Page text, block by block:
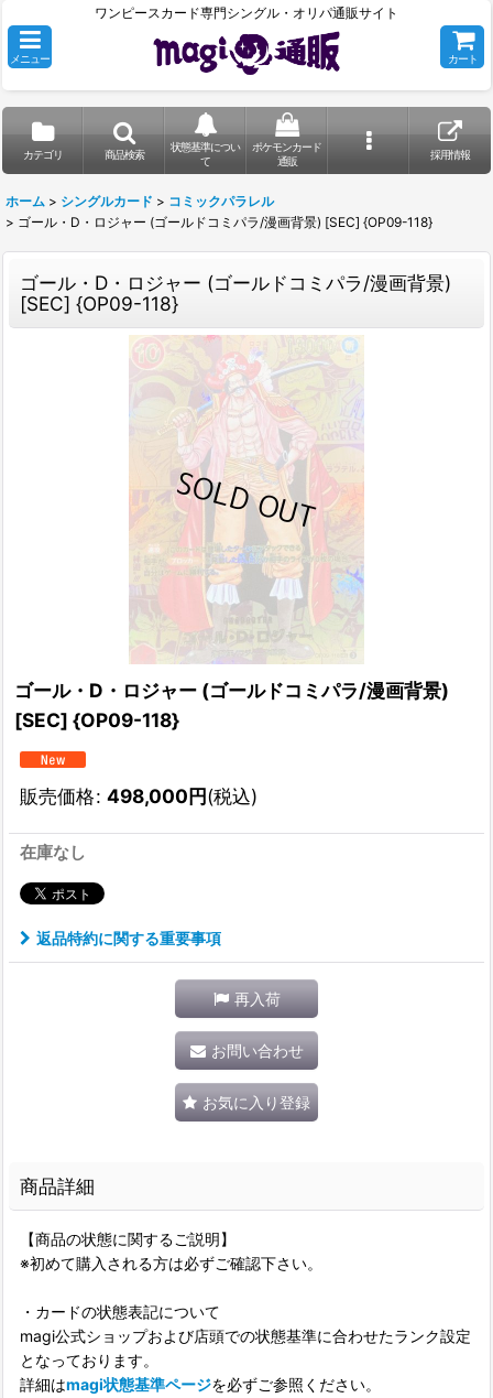
ワンピースカード専門シングル・オリパ通販サイト
メニュー カート
カテゴリ 商品検索
状態基準につい
て
ポケモンカード
通販
採用情報
ホーム > シングルカード > コミックパラレル
> ゴール・D・ロジャー (ゴールドコミパラ/漫画背景) [SEC] {OP09-118}
ゴール・D・ロジャー (ゴールドコミパラ/漫画背景)
[SEC] {OP09-118}
ゴール・D・ロジャー (ゴールドコミパラ/漫画背景)
[SEC] {OP09-118}
販売価格: 498,000円(税込)
在庫なし
返品特約に関する重要事項
再入荷
お問い合わせ
お気に入り登録
商品詳細
【商品の状態に関するご説明】
※初めて購入される方は必ずご確認下さい。
・カードの状態表記について
magi公式ショップおよび店頭での状態基準に合わせたランク設定
となっております。
詳細はmagi状態基準ページを必ずご参照ください。